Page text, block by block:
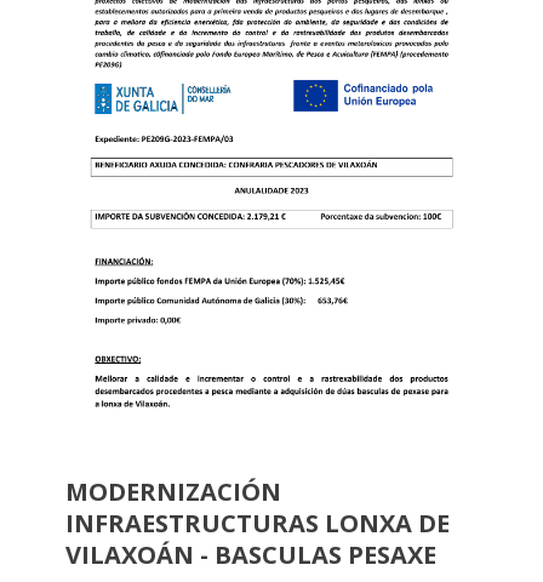
MODERNIZACIÓN
INFRAESTRUCTURAS LONXA DE
VILAXOÁN - BASCULAS PESAXE